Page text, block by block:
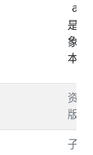
是包
象的
本。
资源
版本
子资